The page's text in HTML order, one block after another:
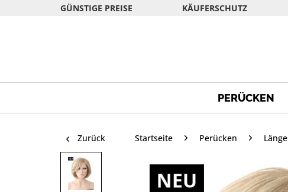
GÜNSTIGE PREISE KÄUFERSCHUTZ
PERÜCKEN
Zurück Startseite Perücken Länge